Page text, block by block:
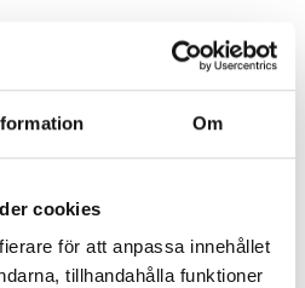
Om
cookies
för att anpassa innehållet
tillhandahålla funktioner